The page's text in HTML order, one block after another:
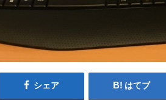
シェア はてブ